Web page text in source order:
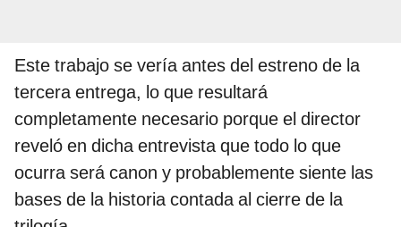
Este trabajo se vería antes del estreno de la
tercera entrega, lo que resultará
completamente necesario porque el director
reveló en dicha entrevista que todo lo que
ocurra será canon y probablemente siente las
bases de la historia contada al cierre de la